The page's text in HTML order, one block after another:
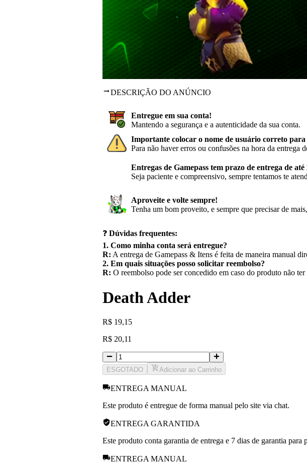
DESCRIÇÃO DO ANÚNCIO
Entregue em sua conta!
Mantendo a segurança e a autenticidade da sua conta.
Importante colocar o nome de usuário correto
Para não haver erros ou confusões na hora da entrega
Entregas de Gamepass tem prazo de entrega de até
Seja paciente e compreensivo, sempre tentamos te
Aproveite e volte sempre!
Tenha um bom proveito, e sempre que precisar de
❓ Dúvidas frequentes:
1. Como minha conta será entregue?
R: A entrega de Gamepass & Itens é feita de maneira manual
2. Em quais situações posso solicitar reembolso?
R: O reembolso pode ser concedido em caso do produto não
Death Adder
R$ 19,15
R$ 20,11
ESGOTADO Adicionar ao Carrinho
ENTREGA MANUAL
Este produto é entregue de forma manual pelo site via chat.
ENTREGA GARANTIDA
Este produto conta garantia de entrega e 7 dias de garantia para
ENTREGA MANUAL